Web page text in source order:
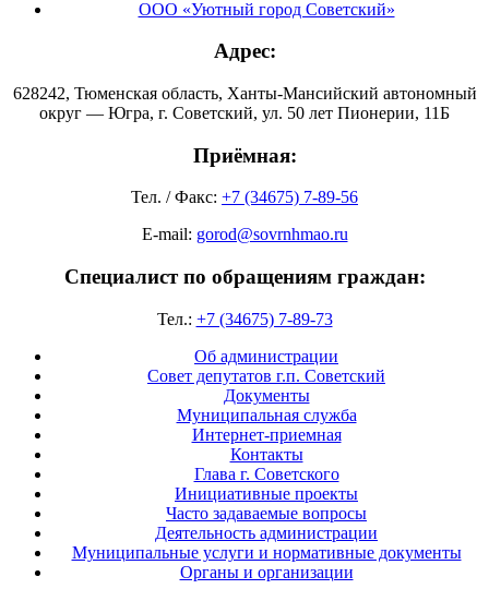
ООО «Уютный город Советский»
Адрес:
628242, Тюменская область, Ханты-Мансийский автономный
округ — Югра, г. Советский, ул. 50 лет Пионерии, 11Б
Приёмная:
Тел. / Факс: +7 (34675) 7-89-56
E-mail: gorod@sovrnhmao.ru
Специалист по обращениям граждан:
Тел.: +7 (34675) 7-89-73
Об администрации
Совет депутатов г.п. Советский
Документы
Муниципальная служба
Интернет-приемная
Контакты
Глава г. Советского
Инициативные проекты
Часто задаваемые вопросы
Деятельность администрации
Муниципальные услуги и нормативные документы
Органы и организации